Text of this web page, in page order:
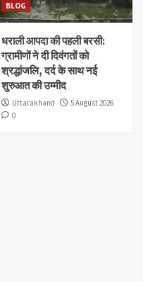
BLOG
धराली आपदा की पहली बरसी:
ग्रामीणों ने दी दिवंगतों को
श्रद्धांजलि, दर्द के साथ नई
शुरुआत की उम्मीद
Uttarakhand
5 August 2026
0